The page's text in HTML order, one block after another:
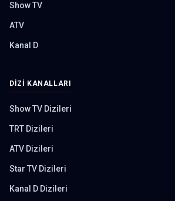
Show TV
ATV
Kanal D
DIZI KANALLARI
Show TV Dizileri
TRT Dizileri
ATV Dizileri
Star TV Dizileri
Kanal D Dizileri